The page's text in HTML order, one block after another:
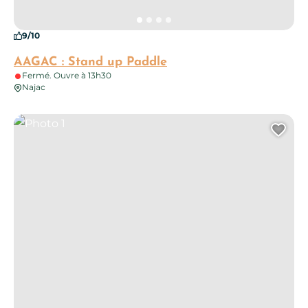
AAGAC : Stand up Paddle
9/10
Fermé. Ouvre à 13h30
Najac
Photo 1